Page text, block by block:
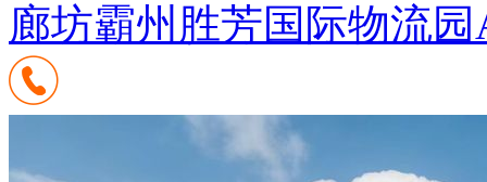
廊坊霸州胜芳国际物流园